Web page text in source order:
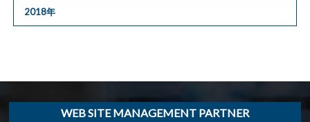
2018年
WEB SITE MANAGEMENT PARTNER